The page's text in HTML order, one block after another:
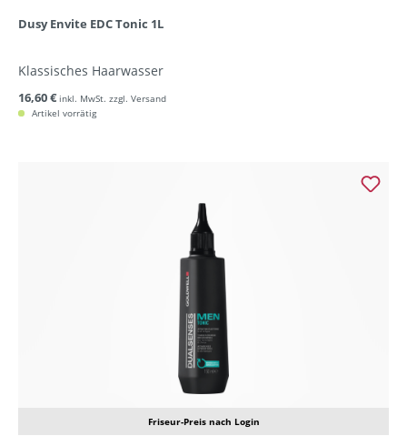
Dusy Envite EDC Tonic 1L
Klassisches Haarwasser
16,60 € inkl. MwSt. zzgl. Versand
Artikel vorrätig
Friseur-Preis nach Login